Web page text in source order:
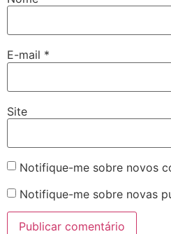
E-mail *
Site
Notifique-me sobre novos
Notifique-me sobre novas